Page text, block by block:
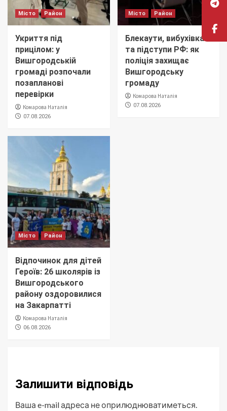
Місто Район
Укриття під
прицілом: у
Вишгородській
громаді розпочали
позапланові
перевірки
Комарова Наталія
07.08.2026
Місто Район
Блекаути, вибухівка
та підступи РФ: як
поліція захищає
Вишгородську
громаду
Комарова Наталія
07.08.2026
Місто Район
Відпочинок для дітей
Героїв: 26 школярів із
Вишгородського
району оздоровилися
на Закарпатті
Комарова Наталія
06.08.2026
Залишити відповідь
Ваша e-mail адреса не оприлюднюватиметься.